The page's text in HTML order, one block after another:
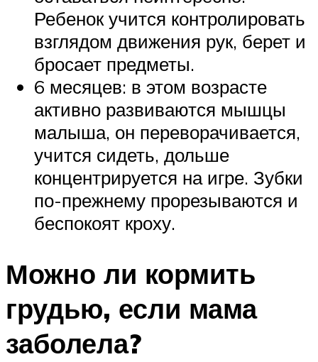
Ребенок учится контролировать
взглядом движения рук, берет и
бросает предметы.
6 месяцев: в этом возрасте
активно развиваются мышцы
малыша, он переворачивается,
учится сидеть, дольше
концентрируется на игре. Зубки
по-прежнему прорезываются и
беспокоят кроху.
Можно ли кормить
грудью, если мама
заболела?